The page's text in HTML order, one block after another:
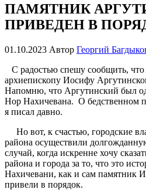
ПАМЯТНИК
ПРИВЕДЕН В
01.10.2023 Автор Георгий
С радостью спешу сообщить,
архиепископу Иосифу
Напомню, что Аргутинский был
Нор Нахичевана. О бедственном
я писал давно.
Но вот, к счастью, городские
района осуществили
случай, когда искренне хочу
района и города за то, что это
Нахичевани, как и сам памятник
привели в порядок.